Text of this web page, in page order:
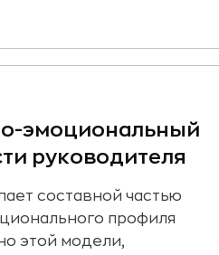
эмоциональный
руководителя
составной частью
профиля
этой модели,